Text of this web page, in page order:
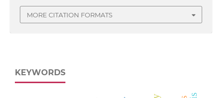
MORE CITATION FORMATS
KEYWORDS